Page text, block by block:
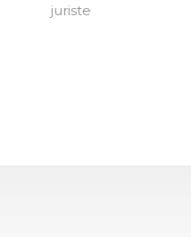
juriste